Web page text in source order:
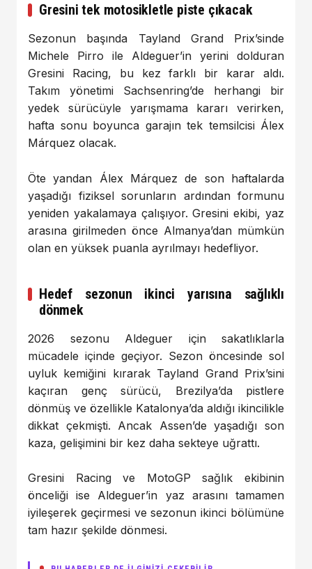
Gresini tek motosikletle piste çıkacak
Sezonun başında Tayland Grand Prix’sinde
Michele Pirro ile Aldeguer’in yerini dolduran
Gresini Racing, bu kez farklı bir karar aldı.
Takım yönetimi Sachsenring’de herhangi bir
yedek sürücüyle yarışmama kararı verirken,
hafta sonu boyunca garajın tek temsilcisi Álex
Márquez olacak.
Öte yandan Álex Márquez de son haftalarda
yaşadığı fiziksel sorunların ardından formunu
yeniden yakalamaya çalışıyor. Gresini ekibi, yaz
arasına girilmeden önce Almanya’dan mümkün
olan en yüksek puanla ayrılmayı hedefliyor.
Hedef sezonun ikinci yarısına sağlıklı
dönmek
2026 sezonu Aldeguer için sakatlıklarla
mücadele içinde geçiyor. Sezon öncesinde sol
uyluk kemiğini kırarak Tayland Grand Prix’sini
kaçıran genç sürücü, Brezilya’da pistlere
dönmüş ve özellikle Katalonya’da aldığı ikincilikle
dikkat çekmişti. Ancak Assen’de yaşadığı son
kaza, gelişimini bir kez daha sekteye uğrattı.
Gresini Racing ve MotoGP sağlık ekibinin
önceliği ise Aldeguer’in yaz arasını tamamen
iyileşerek geçirmesi ve sezonun ikinci bölümüne
tam hazır şekilde dönmesi.